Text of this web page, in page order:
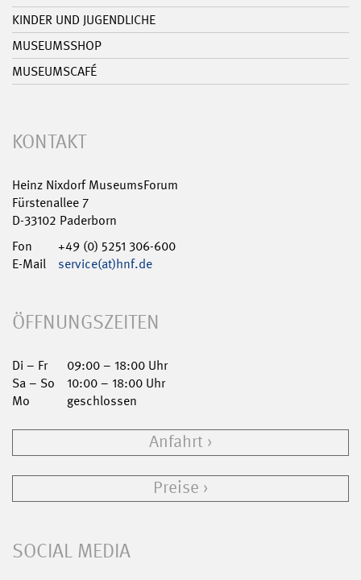
KINDER UND JUGENDLICHE
MUSEUMSSHOP
MUSEUMSCAFÉ
KONTAKT
Heinz Nixdorf MuseumsForum
Fürstenallee 7
D-33102 Paderborn
Fon
+49 (0) 5251 306-600
E-Mail
service(at)hnf.de
ÖFFNUNGSZEITEN
Di – Fr
09:00 – 18:00 Uhr
Sa – So
10:00 – 18:00 Uhr
Mo
geschlossen
Anfahrt
Preise
SOCIAL MEDIA